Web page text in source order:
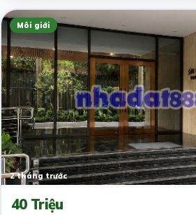
Môi giới
2 tháng trước
40 Triệu